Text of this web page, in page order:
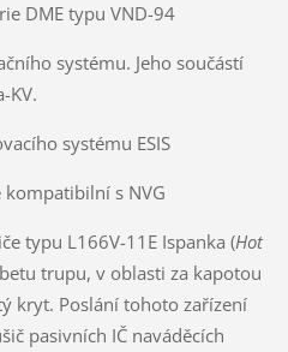
DME typu VND-94
systému. Jeho součástí
KV.
systému ESIS
s NVG
typu L166V-11E Ispanka (Hot
trupu, v oblasti za kapotou
kryt. Poslání tohoto zařízení
pasivních IČ naváděcích